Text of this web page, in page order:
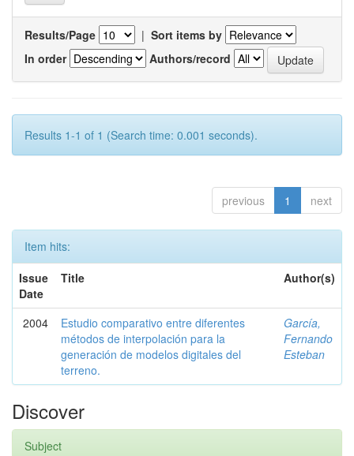
Results/Page | Sort items by
In order
Authors/record
Results 1-1 of 1 (Search time: 0.001 seconds).
previous 1 next
Item hits:
Issue
Date
Title Author(s)
2004
Estudio comparativo entre diferentes
métodos de interpolación para la
generación de modelos digitales del
terreno.
García,
Fernando
Esteban
Discover
Subject